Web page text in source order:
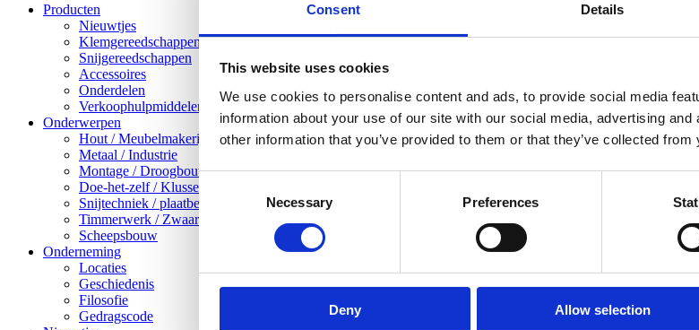
Consent Details
This website uses cookies
We use cookies to personalise content and ads, to provide social media
information about your use of our site with our social media, advertising
other information that you’ve provided to them or that they’ve collected
Consent
Selection
Necessary Preferences
Deny Allow selection
Producten
Nieuwtjes
Klemgereedschappen
Snijgereedschappen
Accessoires
Onderdelen
Verkoophulpmiddelen
Onderwerpen
Hout / Meubelmakerij
Metaal / Industrie
Montage / Droogbouw
Doe-het-zelf / Klussen
Snijtechniek / plaatbewerking
Timmerwerk / Zwaar houtwerk
Scheepsbouw
Onderneming
Locaties
Geschiedenis
Filosofie
Gedragscode